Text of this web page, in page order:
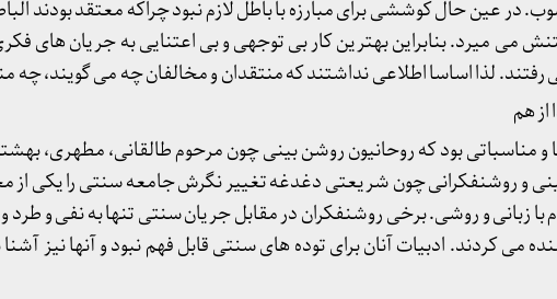
در عین حال کوششی برای مبارزه با باطل لازم نبود چراکه معتقد بودند
می میرد. بنابراین بهترین کار بی توجهی و بی اعتنایی به جریان های
رفتند. لذا اساسا اطلاعی نداشتند که منتقدان و مخالفان چه می گویند، چه
هم
مناسباتی بود که روحانیون روشن بینی چون مرحوم طالقانی، مطهری،
و روشنفکرانی چون شریعتی دغدغه تغییر نگرش جامعه سنتی را یکی از
با زبانی و روشی. برخی روشنفکران در مقابل جریان سنتی تنها به نفی و طرد
می کردند. ادبیات آنان برای توده های سنتی قابل فهم نبود و آنها نیز آشنا